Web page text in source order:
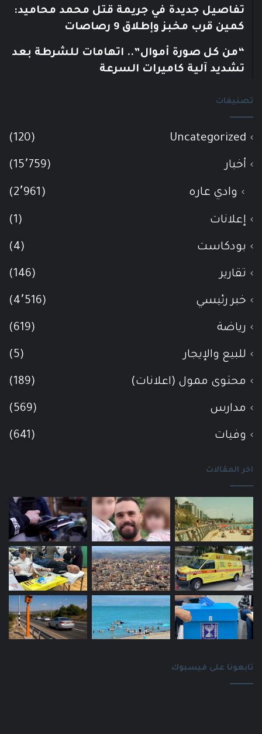
تفاصيل جديدة في جريمة قتل محمد محاميد:
كمين قرب مخبز وإطلاق 9 رصاصات
“من كل صورة أموال”.. اتهامات للشرطة بعد
تشديد آلية كاميرات السرعة
تصنيفات
Uncategorized
(120)
أخبار (15٬759)
وادي عاره (2٬961)
إعلانات (1)
بودكاست (4)
تقارير (146)
خبر رئيسي (4٬516)
رياضة (619)
للبيع والإيجار (5)
محتوى ممول (اعلانات) (189)
مدارس (569)
وفيات (641)
اخر المقالات
تابعونا على فيسبوك